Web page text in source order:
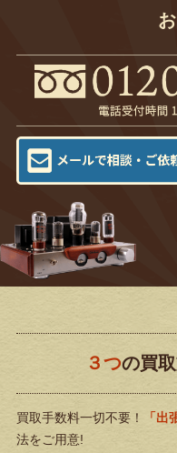
３つの買
買取手数料一切不要！ 「出
法をご用意!